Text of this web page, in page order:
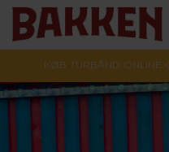
KØB TURBÅND ONLINE